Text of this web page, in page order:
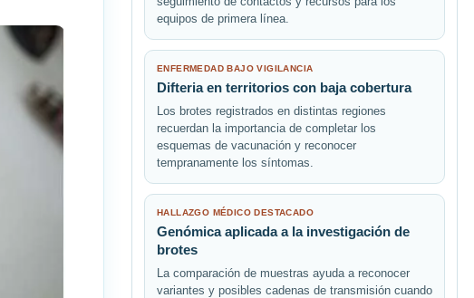
equipos de primera línea.
ENFERMEDAD BAJO VIGILANCIA
Difteria en territorios con baja cobertura
Los brotes registrados en distintas regiones
recuerdan la importancia de completar los
esquemas de vacunación y reconocer
tempranamente los síntomas.
HALLAZGO MÉDICO DESTACADO
Genómica aplicada a la investigación de
brotes
La comparación de muestras ayuda a reconocer
variantes y posibles cadenas de transmisión cuando